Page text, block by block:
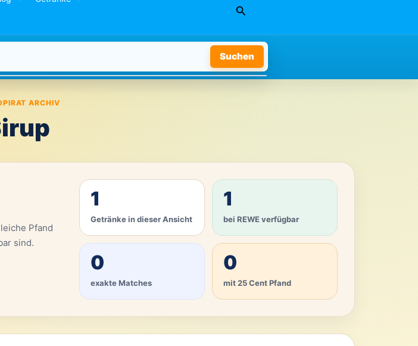
Suchen
Suchen
ARCHIV
Pfand
sind.
1
Getränke in dieser Ansicht
1
bei REWE verfügbar
0
exakte Matches
0
mit 25 Cent Pfand